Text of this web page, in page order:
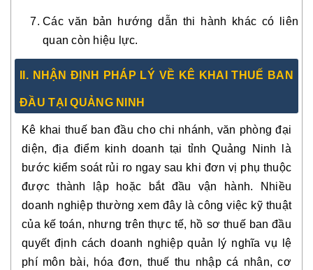
Các văn bản hướng dẫn thi hành khác có liên
quan còn hiệu lực.
II. NHẬN ĐỊNH PHÁP LÝ VỀ KÊ KHAI THUẾ BAN
ĐẦU TẠI QUẢNG NINH
Kê khai thuế ban đầu cho chi nhánh, văn phòng đại
diện, địa điểm kinh doanh tại tỉnh Quảng Ninh là
bước kiểm soát rủi ro ngay sau khi đơn vị phụ thuộc
được thành lập hoặc bắt đầu vận hành. Nhiều
doanh nghiệp thường xem đây là công việc kỹ thuật
của kế toán, nhưng trên thực tế, hồ sơ thuế ban đầu
quyết định cách doanh nghiệp quản lý nghĩa vụ lệ
phí môn bài, hóa đơn, thuế thu nhập cá nhân, cơ